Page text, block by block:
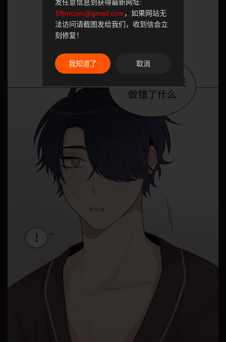
发任意信息到获得最新网址:
18jmcom@gmail.com，如果网站无
法访问请截图发给我们，收到信会立
刻修复！
我知道了 取消